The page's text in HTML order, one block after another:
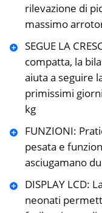
rilevazione di
massimo
SEGUE LA
compatta, la
aiuta a seguire
primissimi
kg
FUNZIONI:
pesata e
asciugamano
DISPLAY LCD:
neonati